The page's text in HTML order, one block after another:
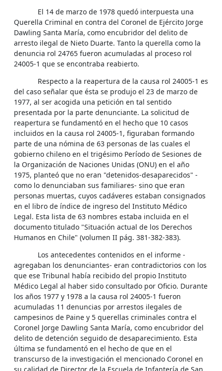
El 14 de marzo de 1978 quedó interpuesta una
Querella Criminal en contra del Coronel de Ejército Jorge
Dawling Santa María, como encubridor del delito de
arresto ilegal de Nieto Duarte. Tanto la querella como la
denuncia rol 24765 fueron acumuladas al proceso rol
24005-1 que se encontraba reabierto.
Respecto a la reapertura de la causa rol 24005-1 es
del caso señalar que ésta se produjo el 23 de marzo de
1977, al ser acogida una petición en tal sentido
presentada por la parte denunciante. La solicitud de
reapertura se fundamentó en el hecho que 10 casos
incluidos en la causa rol 24005-1, figuraban formando
parte de una nómina de 63 personas de las cuales el
gobierno chileno en el trigésimo Período de Sesiones de
la Organización de Naciones Unidas (ONU) en el año
1975, planteó que no eran "detenidos-desaparecidos" -
como lo denunciaban sus familiares- sino que eran
personas muertas, cuyos cadáveres estaban consignados
en el libro de índice de ingreso del Instituto Médico
Legal. Esta lista de 63 nombres estaba incluida en el
documento titulado "Situación actual de los Derechos
Humanos en Chile" (volumen II pág. 381-382-383).
Los antecedentes contenidos en el informe -
agregaban los denunciantes- eran contradictorios con los
que ese Tribunal había recibido del propio Instituto
Médico Legal al haber sido consultado por Oficio. Durante
los años 1977 y 1978 a la causa rol 24005-1 fueron
acumuladas 11 denuncias por arrestos ilegales de
campesinos de Paine y 5 querellas criminales contra el
Coronel Jorge Dawling Santa María, como encubridor del
delito de detención seguido de desaparecimiento. Esta
última se fundamentó en el hecho de que en el
transcurso de la investigación el mencionado Coronel en